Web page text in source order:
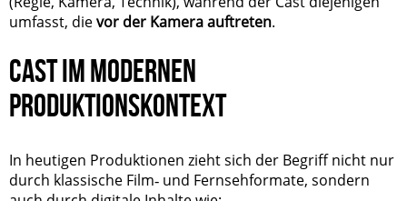
umfasst, dievor der Kamera auftreten.
CAST IM MODERNEN
PRODUKTIONSKONTEXT
In heutigen Produktionen zieht sich der Begriff nicht nur
durch klassische Film‑ und Fernsehformate, sondern